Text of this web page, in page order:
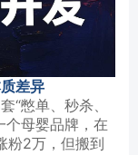
差异
“憋单、秒杀、
个母婴品牌，在
粉2万，但搬到